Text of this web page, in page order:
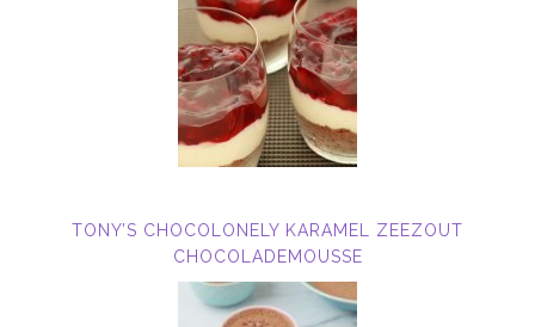
TONY’S CHOCOLONELY KARAMEL ZEEZOUT
CHOCOLADEMOUSSE